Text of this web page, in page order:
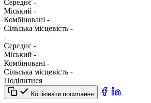
Середнє -
Міський -
Комбіновані -
Сільська місцевість -
-
Середнє -
Міський -
Комбіновані -
Сільська місцевість -
Поділитися
Копіювати посилання